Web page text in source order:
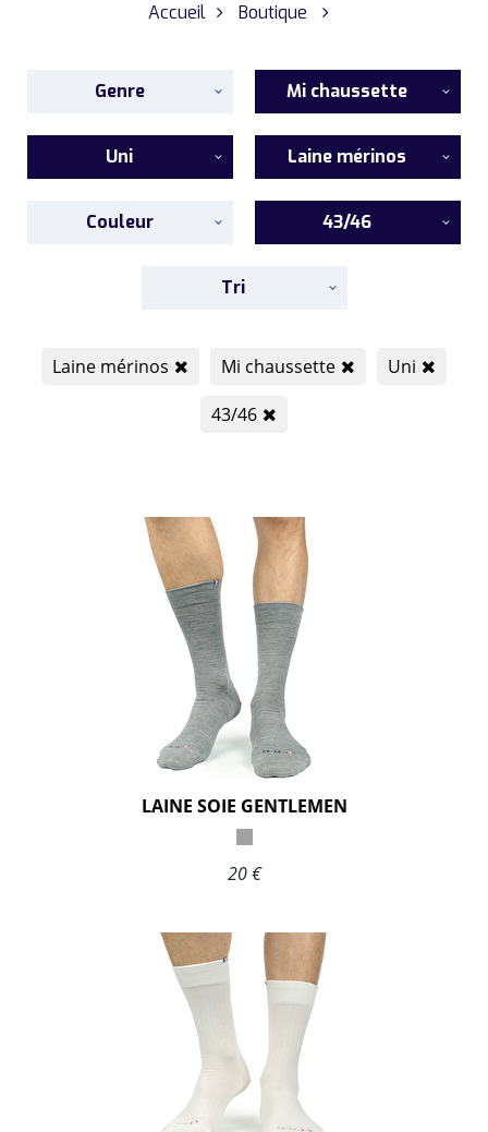
Accueil Boutique
Genre Mi chaussette
Uni Laine mérinos
Couleur 43/46
Tri
Laine mérinos Mi chaussette
Uni
43/46
LAINE SOIE GENTLEMEN
20 €